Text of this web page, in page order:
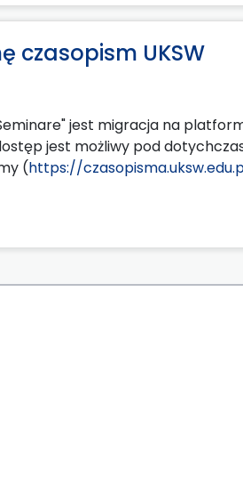
czasopism UKSW
jest migracja na
jest możliwy pod
(https://